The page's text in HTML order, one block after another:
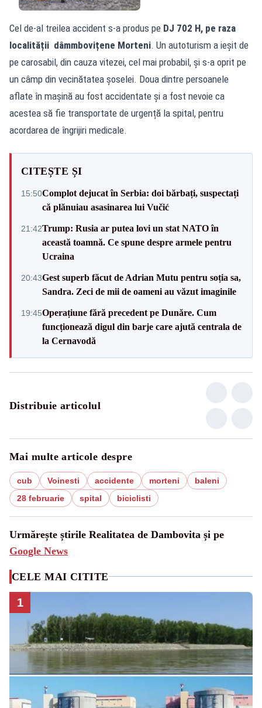
Cel de-al treilea accident s-a produs pe DJ 702 H, pe raza
localității dâmmbovițene Morteni. Un autoturism a ieșit de
pe carosabil, din cauza vitezei, cel mai probabil, și s-a oprit pe
un câmp din vecinătatea șoselei. Doua dintre persoanele
aflate în mașină au fost accidentate și a fost nevoie ca
acestea să fie transportate de urgență la spital, pentru
acordarea de îngrijiri medicale.
CITEȘTE ȘI
15:50Complot dejucat în Serbia: doi bărbați, suspectați
că plănuiau asasinarea lui Vučić
21:42Trump: Rusia ar putea lovi un stat NATO în
această toamnă. Ce spune despre armele pentru
Ucraina
20:43Gest superb făcut de Adrian Mutu pentru soția sa,
Sandra. Zeci de mii de oameni au văzut imaginile
19:45Operațiune fără precedent pe Dunăre. Cum
funcționează digul din barje care ajută centrala de
la Cernavodă
Distribuie articolul
Mai multe articole despre
cub Voinesti accidente morteni
baleni
28 februarie
spital biciclisti
Urmărește știrile Realitatea de Dambovita și pe
Google News
CELE MAI CITITE
1